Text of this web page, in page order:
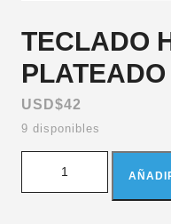
TECLADO
USD$42
9 disponibles